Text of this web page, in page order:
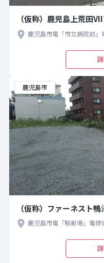
（仮称）鹿児島上荒田
鹿児島市電「市立病院前」
鹿児島市
（仮称）ファーネスト鴨
鹿児島市電「騎射場」電停